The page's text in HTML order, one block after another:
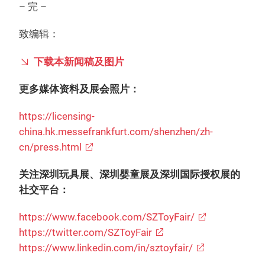
– 完 –
致编辑：
下载本新闻稿及图片
更多媒体资料及展会照片：
https://licensing-
china.hk.messefrankfurt.com/shenzhen/zh-
cn/press.html
关注深圳玩具展、深圳婴童展及深圳国际授权展的
社交平台：
https://www.facebook.com/SZToyFair/
https://twitter.com/SZToyFair
https://www.linkedin.com/in/sztoyfair/